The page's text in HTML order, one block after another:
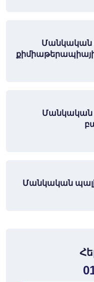
Մանկական
Մանկական
Մանկական